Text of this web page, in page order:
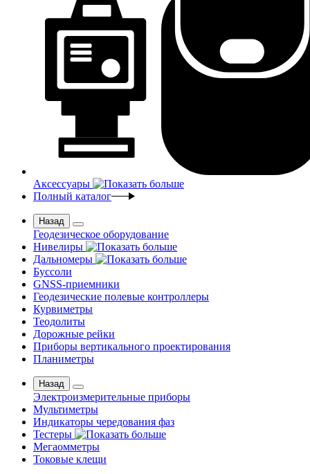
Аксессуары
Полный каталог
Назад
Геодезическое оборудование
Нивелиры
Дальномеры
Буссоли
GNSS-приемники
Геодезические полевые контроллеры
Курвиметры
Теодолиты
Дорожные рейки
Приборы вертикального проектирования
Планиметры
Назад
Электроизмерительные приборы
Мультиметры
Индикаторы чередования фаз
Тестеры
Мегаомметры
Токовые клещи